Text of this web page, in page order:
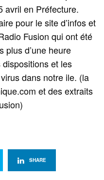
avril en Préfecture.
pour le site d’infos et
Fusion qui ont été
plus d’une heure
dispositions et les
dans notre ile. (la
et des extraits
SHARE